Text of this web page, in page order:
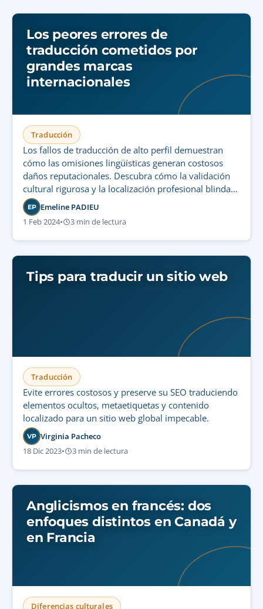
Los peores errores de
traducción cometidos por
grandes marcas
internacionales
Traducción
Los fallos de traducción de alto perfil demuestran
cómo las omisiones lingüísticas generan costosos
daños reputacionales. Descubra cómo la validación
cultural rigurosa y la localización profesional blindan
la integridad de su marca en mercados
internacionales.
EP Emeline PADIEU
1 Feb 2024• 3 min de lectura
Tips para traducir un sitio web
Traducción
Evite errores costosos y preserve su SEO traduciendo
elementos ocultos, metaetiquetas y contenido
localizado para un sitio web global impecable.
VP Virginia Pacheco
18 Dic 2023• 3 min de lectura
Anglicismos en francés: dos
enfoques distintos en Canadá y
en Francia
Diferencias culturales